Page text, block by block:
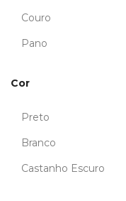
Couro
Pano
Cor
Preto
Branco
Castanho Escuro